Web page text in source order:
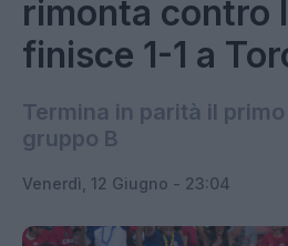
rimonta contro
finisce 1-1 a
Termina in parità il
gruppo B
Venerdì, 12 Giugno - 23:04